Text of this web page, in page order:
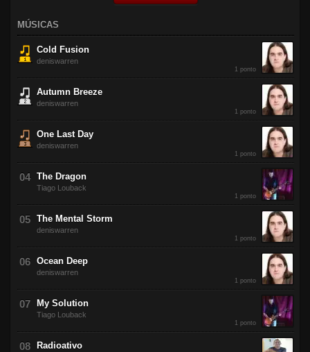
MÚSICAS
Cold Fusion
deniswarren
1 ponto
Autumn Breeze
deniswarren
1 ponto
One Last Day
deniswarren
1 ponto
The Dragon
Tiago Louback
1 ponto
The Mental Storm
deniswarren
1 ponto
Ocean Deep
deniswarren
1 ponto
My Solution
Tiago Louback
1 ponto
Radioativo